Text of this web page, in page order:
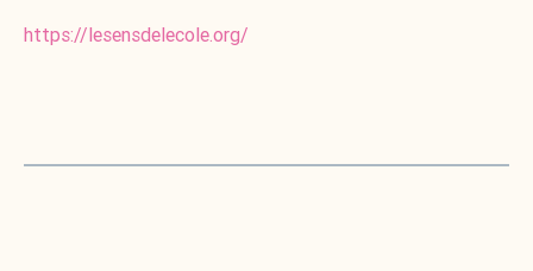
https://lesensdelecole.org/